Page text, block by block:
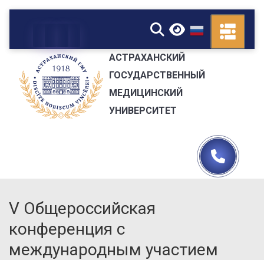
▼
АСТРАХАНСКИЙ
ГОСУДАРСТВЕННЫЙ
МЕДИЦИНСКИЙ
УНИВЕРСИТЕТ
V Общероссийская
конференция с
международным участием